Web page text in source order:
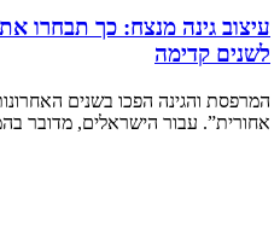
עיצוב גינה מנצח: כך תבחרו
לשנים קדימה
המרפסת והגינה הפכו בשנים
אחורית”. עבור הישראלים, מדובר